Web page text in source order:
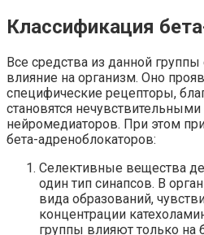
Классификация
Все средства из данной
влияние на организм. Оно
специфические рецепторы,
становятся
нейромедиаторов. При этом
бета-адреноблокаторов:
Селективные вещества
один тип синапсов. В
вида образований,
концентрации
группы влияют только на